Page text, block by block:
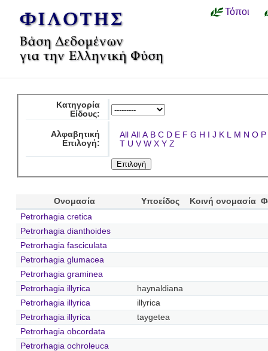
Τόποι
Κατηγορία
Είδους:
Αλφαβητική
Επιλογή:
All All A B C D E F G H I J K L M N O P
T U V W X Y Z
Ονομασία Υποείδος Κοινή ονομασία
Petrorhagia cretica
Petrorhagia dianthoides
Petrorhagia fasciculata
Petrorhagia glumacea
Petrorhagia graminea
Petrorhagia illyrica
haynaldiana
Petrorhagia illyrica
illyrica
Petrorhagia illyrica
taygetea
Petrorhagia obcordata
Petrorhagia ochroleuca